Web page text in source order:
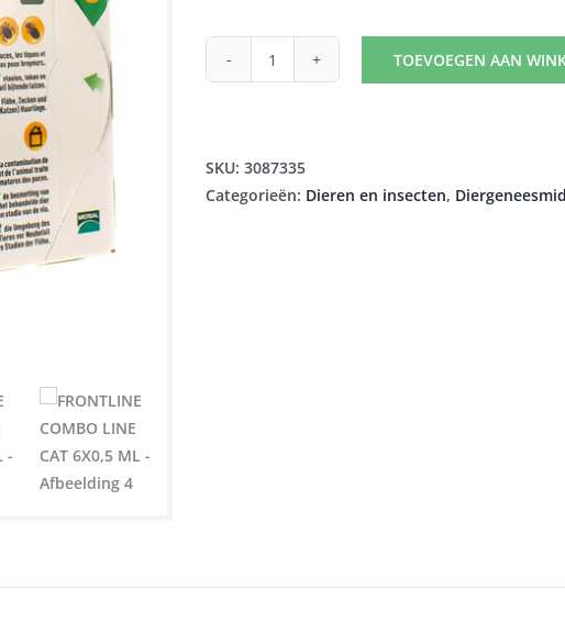
FRONTLINE
TOEVOEGEN AAN
SKU: 3087335
Categorieën: Dieren en insecten,